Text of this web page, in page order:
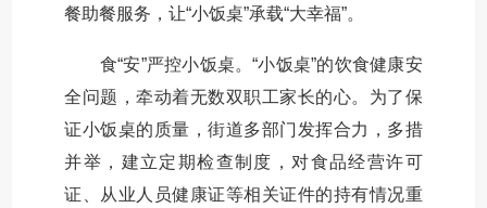
餐助餐服务，让“小饭桌”承载“大幸福”。
食“安”严控小饭桌。“小饭桌”的饮食健康安
全问题，牵动着无数双职工家长的心。为了保
证小饭桌的质量，街道多部门发挥合力，多措
并举，建立定期检查制度，对食品经营许可
证、从业人员健康证等相关证件的持有情况重